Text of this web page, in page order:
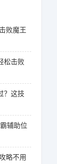
败魔王
松击败
？这技
辅助位
略不用